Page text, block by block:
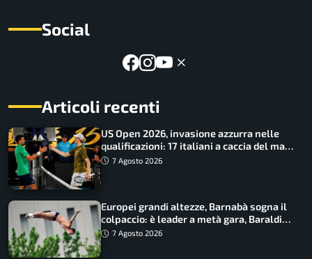
Social
Articoli recenti
US Open 2026, invasione azzurra nelle
qualificazioni: 17 italiani a caccia del main
draw7 Agosto 2026
Europei grandi altezze, Barnabà sogna il
colpaccio: è leader a metà gara, Baraldi
ancora in corsa
7 Agosto 2026